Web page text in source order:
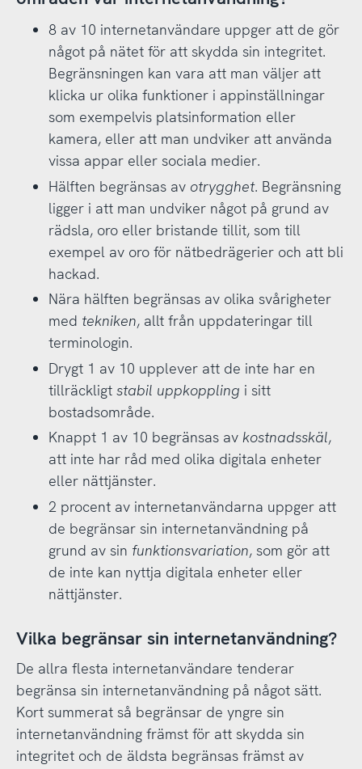
8 av 10 internetanvändare uppger att de gör
något på nätet för att skydda sin integritet.
Begränsningen kan vara att man väljer att
klicka ur olika funktioner i appinställningar
som exempelvis platsinformation eller
kamera, eller att man undviker att använda
vissa appar eller sociala medier.
Hälften begränsas av otrygghet. Begränsning
ligger i att man undviker något på grund av
rädsla, oro eller bristande tillit, som till
exempel av oro för nätbedrägerier och att bli
hackad.
Nära hälften begränsas av olika svårigheter
med tekniken, allt från uppdateringar till
terminologin.
Drygt 1 av 10 upplever att de inte har en
tillräckligt stabil uppkoppling i sitt
bostadsområde.
Knappt 1 av 10 begränsas av kostnadsskäl,
att inte har råd med olika digitala enheter
eller nättjänster.
2 procent av internetanvändarna uppger att
de begränsar sin internetanvändning på
grund av sin funktionsvariation, som gör att
de inte kan nyttja digitala enheter eller
nättjänster.
Vilka begränsar sin internetanvändning?
De allra flesta internetanvändare tenderar
begränsa sin internetanvändning på något sätt.
Kort summerat så begränsar de yngre sin
internetanvändning främst för att skydda sin
integritet och de äldsta begränsas främst av